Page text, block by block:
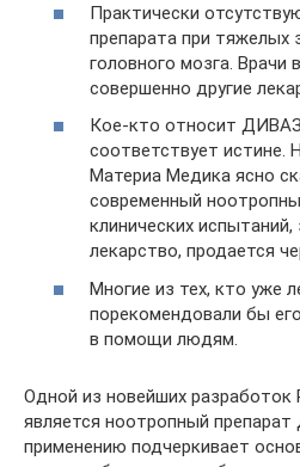
Практически
препарата при тяжелых
головного мозга. Врачи
совершенно другие
Кое-кто относит
соответствует истине.
Материа Медика ясно
современный
клинических испытаний,
лекарство, продается
Многие из тех, кто уже
порекомендовали бы
в помощи людям.
Одной из новейших разработок
является ноотропный
применению подчеркивает